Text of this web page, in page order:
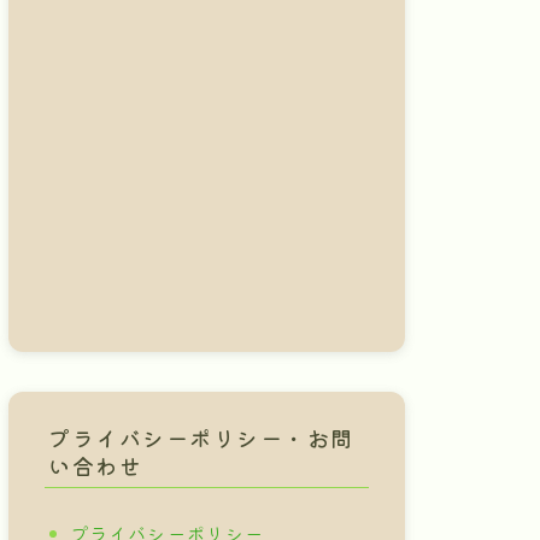
プライバシーポリシー・お問
い合わせ
プライバシーポリシー